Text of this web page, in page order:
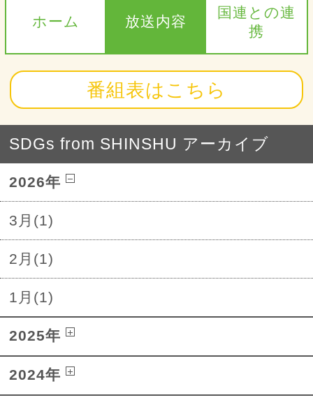
ホーム 放送内容
国連との連
携
番組表はこちら
SDGs from SHINSHU アーカイブ
2026年
3月(1)
2月(1)
1月(1)
2025年
2024年